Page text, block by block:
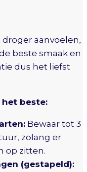
aanvoelen,
beste smaak en
dus het liefst
beste:
Bewaar tot 3
zolang er
op zitten.
(gestapeld):